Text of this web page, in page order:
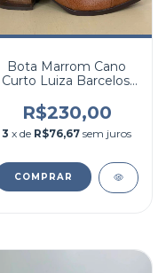
Bota Marrom Cano
Curto Luiza Barcelos,
R$230,00
3 x de R$76,67 sem juros
COMPRAR